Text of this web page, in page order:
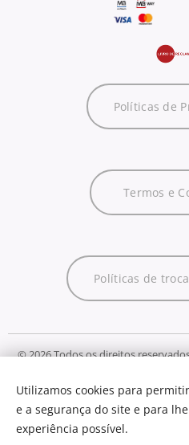
Políticas de
Termos e
Políticas de
© 2026 Todos os direitos
Português
Utilizamos cookies para
e a segurança do site e para
experiência possível.